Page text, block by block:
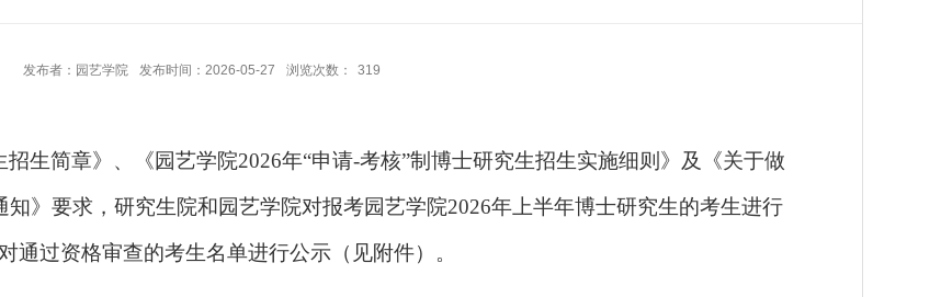
发布者：园艺学院 发布时间：2026-05-27 浏览次数： 319
生简章》、《园艺学院2026年“申请-考核”制博士研究生招生实施细则》及《关于做
》要求，研究生院和园艺学院对报考园艺学院2026年上半年博士研究生的考生进行
通过资格审查的考生名单进行公示（见附件）。